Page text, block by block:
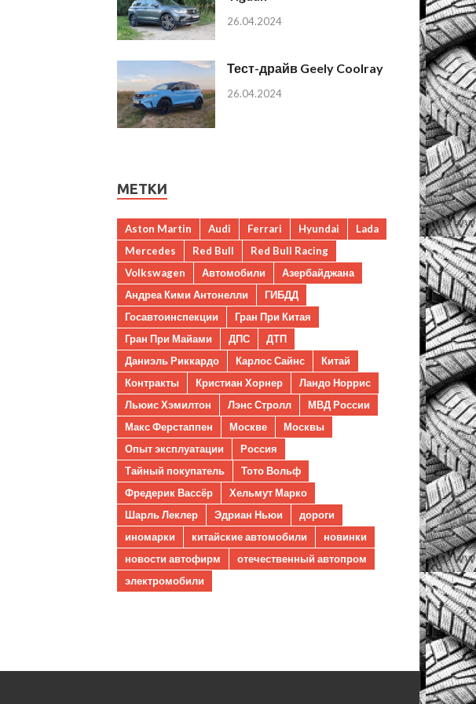
26.04.2024
Тест-драйв Geely Coolray
26.04.2024
МЕТКИ
Aston Martin Audi Ferrari Hyundai
Lada
Mercedes
Red Bull
Red Bull Racing
Volkswagen
Автомобили
Азербайджана
Андреа Кими Антонелли
ГИБДД
Госавтоинспекции
Гран При Китая
Гран При Майами
ДПС
ДТП
Даниэль Риккардо
Карлос Сайнс
Китай
Контракты
Кристиан Хорнер
Ландо Норрис
Льюис Хэмилтон
Лэнс Стролл
МВД России
Макс Ферстаппен
Москве
Москвы
Опыт эксплуатации
Россия
Тайный покупатель
Тото Вольф
Фредерик Вассёр
Хельмут Марко
Шарль Леклер
Эдриан Ньюи
дороги
иномарки
китайские автомобили
новинки
новости автофирм
отечественный автопром
электромобили